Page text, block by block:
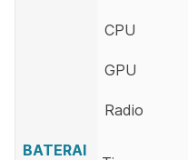
CPU
GPU
Radio
BATERAI